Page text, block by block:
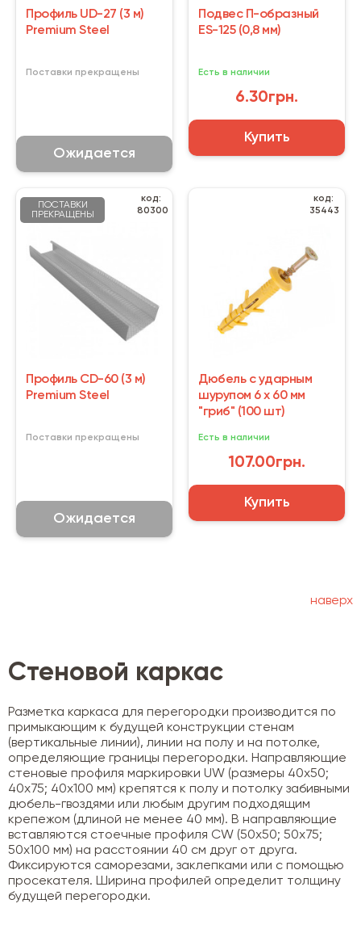
Профиль UD-27 (3 м)
Premium Steel
Поставки прекращены
Ожидается
Подвес П-образный
ES-125 (0,8 мм)
Есть в наличии
6.30грн.
Купить
ПОСТАВКИ
ПРЕКРАЩЕНЫ
код:
80300
Профиль CD-60 (3 м)
Premium Steel
Поставки прекращены
Ожидается
код:
35443
Дюбель с ударным
шурупом 6 х 60 мм
"гриб" (100 шт)
Есть в наличии
107.00грн.
Купить
наверх
Стеновой каркас
Разметка каркаса для перегородки производится по
примыкающим к будущей конструкции стенам
(вертикальные линии), линии на полу и на потолке,
определяющие границы перегородки. Направляющие
стеновые профиля маркировки UW (размеры 40х50;
40х75; 40х100 мм) крепятся к полу и потолку забивными
дюбель-гвоздями или любым другим подходящим
крепежом (длиной не менее 40 мм). В направляющие
вставляются стоечные профиля CW (50х50; 50х75;
50х100 мм) на расстоянии 40 см друг от друга.
Фиксируются саморезами, заклепками или с помощью
просекателя. Ширина профилей определит толщину
будущей перегородки.